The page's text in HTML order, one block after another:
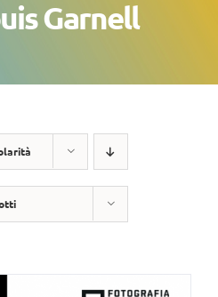
Garnell